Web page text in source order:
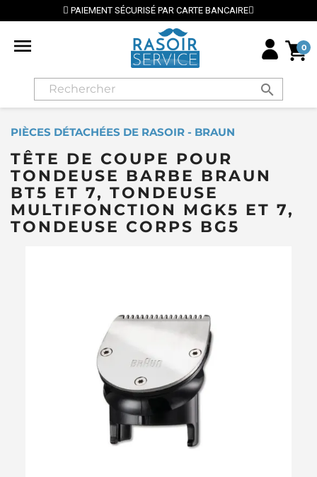
PAIEMENT SÉCURISÉ PAR CARTE BANCAIRE
 0
search
PIÈCES DÉTACHÉES DE RASOIR - BRAUN
TÊTE DE COUPE POUR
TONDEUSE BARBE BRAUN
BT5 ET 7, TONDEUSE
MULTIFONCTION MGK5 ET 7,
TONDEUSE CORPS BG5